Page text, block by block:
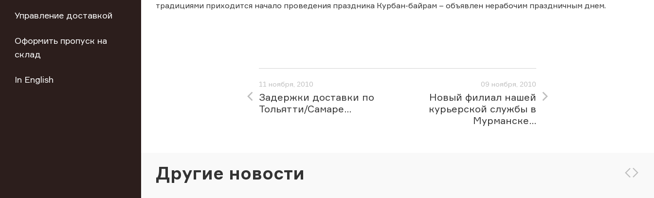
Управление доставкой
Оформить пропуск на
склад
In English
традициями приходится начало проведения праздника Курбан-байрам – объявлен нерабочим праздничным днем.
11 ноября, 2010
Задержки доставки по
Тольятти/Самаре...
09 ноября, 2010
Новый филиал нашей
курьерской службы в
Мурманске...
Другие новости